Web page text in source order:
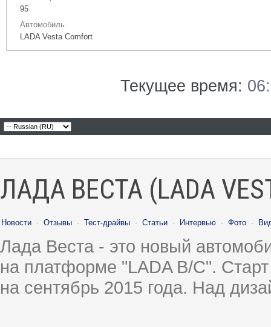
95
Автомобиль
LADA Vesta Сomfort
Текущее время:
ЛАДА ВЕСТА (LADA
Новости · Отзывы · Тест-драйвы · Статьи · Интервью · Фото ·
Лада Веста - это новый
на платформе "LADA B/C".
на сентябрь 2015 года. Над